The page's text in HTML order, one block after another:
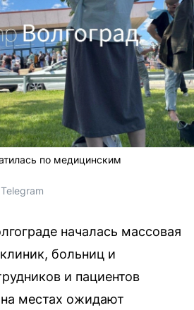
по медицинским
началась массовая
больниц и
и пациентов
местах ожидают